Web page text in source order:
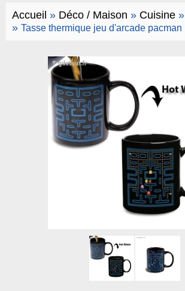
Accueil » Déco / Maison » Cuisine»
» Tasse thermique jeu d'arcade pacman